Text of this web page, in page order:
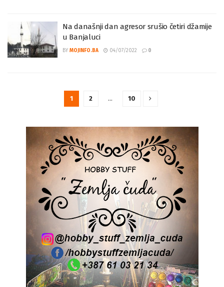
Na današnji dan agresor srušio četiri džamije
u Banjaluci
BY MOJINFO.BA 04/07/2022 0
1 2 … 10